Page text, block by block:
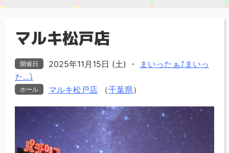
マルキ松戸店
開催日 2025年11月15日 (土) ・
まいったぁ⤴まいっ
た...⤵
ホール マルキ松戸店（千葉県）